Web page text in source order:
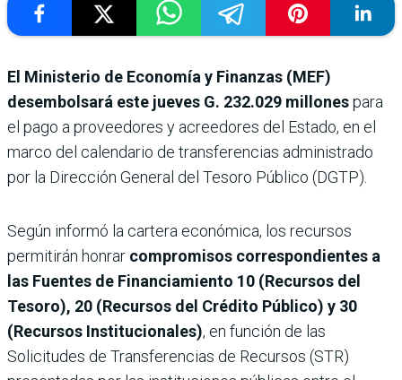
El Ministerio de Economía y Finanzas (MEF)
desembolsará este jueves G. 232.029 millonespara
el pago a proveedores y acreedores del Estado, en el
marco del calendario de transferencias administrado
por la Dirección General del Tesoro Público (DGTP).
Según informó la cartera económica, los recursos
permitirán honrar compromisos correspondientes a
las Fuentes de Financiamiento 10 (Recursos del
Tesoro), 20 (Recursos del Crédito Público) y 30
(Recursos Institucionales), en función de las
Solicitudes de Transferencias de Recursos (STR)